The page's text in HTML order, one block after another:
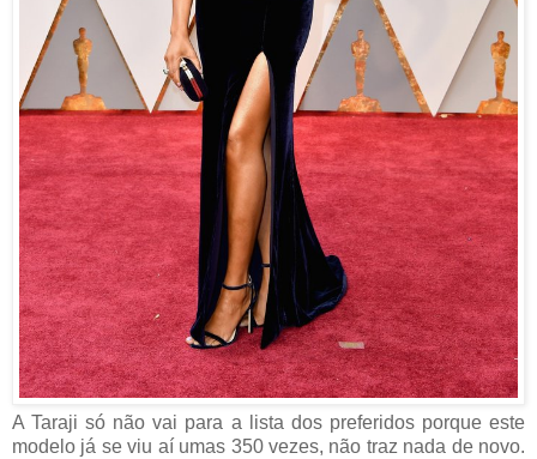
A Taraji só não vai para a lista dos preferidos porque este
modelo já se viu aí umas 350 vezes, não traz nada de novo.